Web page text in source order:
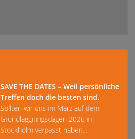
SAVE THE DATES – Weil persönliche
Treffen doch die besten sind.
Sollten wir uns im März auf dem
Grundläggningsdagen 2026 in
Stockholm verpasst haben...